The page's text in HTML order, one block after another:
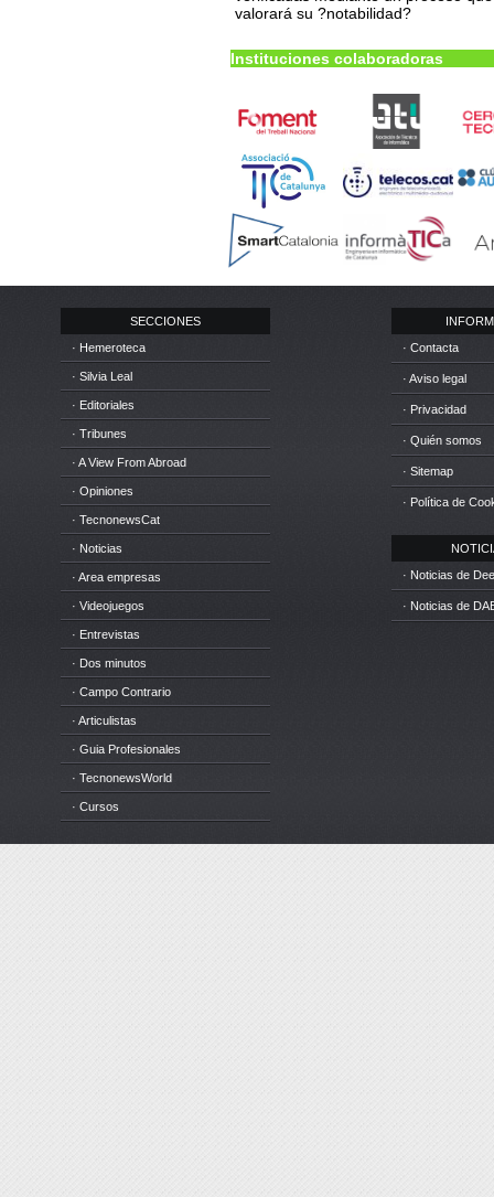
valorará su ?notabilidad?
Instituciones colaboradoras
SECCIONES
· Hemeroteca
· Silvia Leal
· Editoriales
· Tribunes
· A View From Abroad
· Opiniones
· TecnonewsCat
· Noticias
· Area empresas
· Videojuegos
· Entrevistas
· Dos minutos
· Campo Contrario
· Articulistas
· Guia Profesionales
· TecnonewsWorld
· Cursos
· Contacta
· Aviso legal
· Privacidad
· Quién somos
· Sitemap
· Política de
· Noticias de
· Noticias de